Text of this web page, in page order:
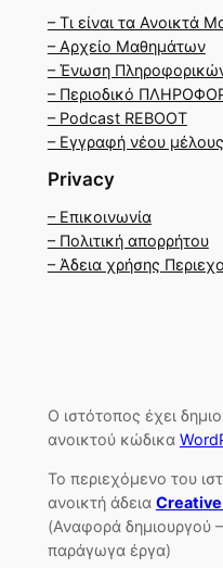
– Τι είναι τα Ανοικτά
– Αρχείο Μαθημάτων
– Ένωση
– Περιοδικό
– Podcast REBOOT
– Εγγραφή νέου μέλους
Privacy
– Επικοινωνία
– Πολιτική απορρήτου
– Άδεια χρήσης
Ο ιστότοπος έχει
ανοικτού κώδικα
Το περιεχόμενο του
ανοικτή άδεια
(Αναφορά δημιουργού
παράγωγα έργα)